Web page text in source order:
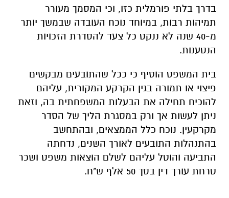
בדרך בלתי פורמלית כזו, וכי המסמך מעורר
תמיהות רבות, במיוחד נוכח העובדה שבמשך יותר
מ-40 שנה לא ננקט כל צעד להסדרת הזכויות
הנטענות.
בית המשפט הוסיף כי ככל שהתובעים מבקשים
פיצוי או תמורה בגין הקרקע המקורית, עליהם
להוכיח תחילה את הבעלות המשפחתית בה, וזאת
ניתן לעשות אך ורק במסגרת הליך של הסדר
מקרקעין. נוכח כלל הממצאים, ובהתחשב
בהתנהלות התובעים לאורך השנים, נדחתה
התביעה והוטל עליהם לשלם הוצאות משפט ושכר
טרחת עורך דין בסך 50 אלף ש"ח.